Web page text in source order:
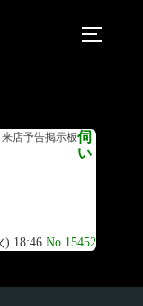
店予告掲示板伺
い
) 18:46 No.15452